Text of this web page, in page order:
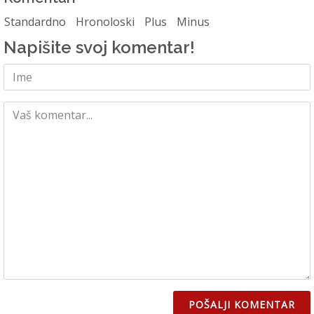
Standardno Hronoloski Plus Minus
Napišite svoj komentar!
POŠALJI KOMENTAR